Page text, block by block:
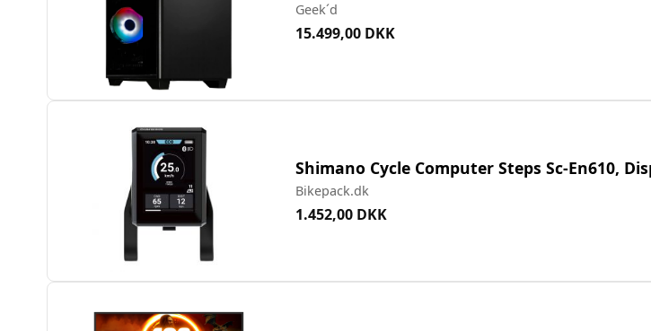
Geek´d
15.499,00 DKK
Shimano Cycle Computer Steps Sc-En610,
Bikepack.dk
1.452,00 DKK